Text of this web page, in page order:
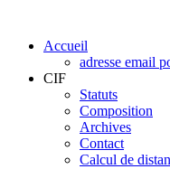
Accueil
adresse email
CIF
Statuts
Composition
Archives
Contact
Calcul de